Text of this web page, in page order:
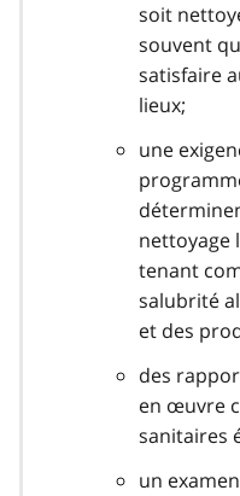
soit
souvent
satisfaire
lieux;
une
nettoyage
tenant
salubrité
et des
des
en œuvre
sanitaires
un